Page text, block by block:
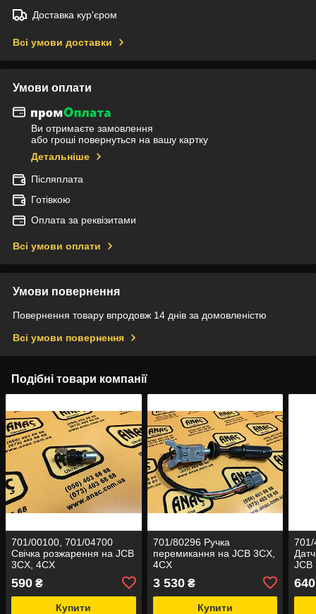
Доставка кур'єром
Всі умови доставки
Умови оплати
Ви отримаєте замовлення
або гроші повернуться на вашу картку
Детальніше
Післяплата
Готівкою
Оплата за реквізитами
Всі умови оплати
Умови повернення
Повернення товару впродовж 14 днів за домовленістю
Всі умови повернення
Подібні товари компанії
701/00100, 701/04700
Свічка розжарення на JCB
3CX, 4CX
590 ₴
Купити
701/80296 Ручка
перемикання на JCB 3CX,
4CX
3 530₴
Купити
JCB
640